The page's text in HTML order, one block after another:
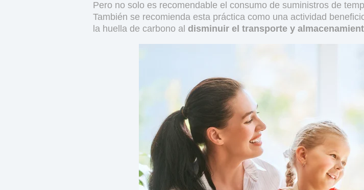
Pero no solo es recomendable el consumo de suministros de
También se recomienda esta práctica como una actividad
la huella de carbono al disminuir el transporte y